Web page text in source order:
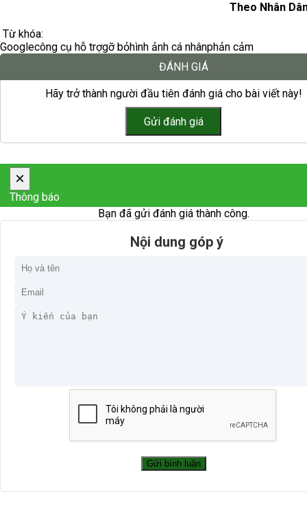
Theo Nhân
Từ khóa:
Googlecông cụ hỗ trợgỡ bỏhình ảnh cá nhânphản cảm
ĐÁNH GIÁ
Hãy trở thành người đầu tiên đánh giá cho bài viết này!
×
Thông báo
Bạn đã gửi đánh giá thành công.
Nội dung góp ý